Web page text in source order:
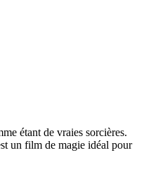
étant de vraies sorcières.
un film de magie idéal pour